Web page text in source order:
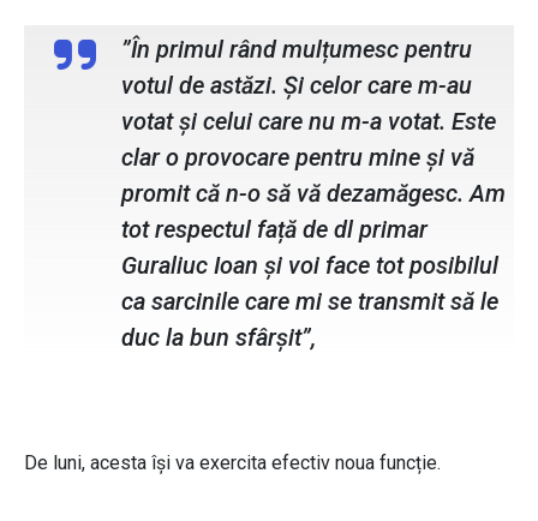
”În primul rând mulțumesc pentru
votul de astăzi. Și celor care m-au
votat și celui care nu m-a votat. Este
clar o provocare pentru mine și vă
promit că n-o să vă dezamăgesc. Am
tot respectul față de dl primar
Guraliuc Ioan și voi face tot posibilul
ca sarcinile care mi se transmit să le
duc la bun sfârșit”,
De luni, acesta își va exercita efectiv noua funcție.